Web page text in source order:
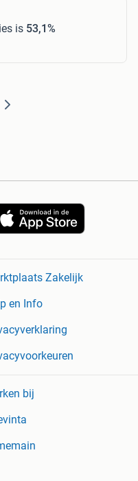
is 53,1%
Zakelijk
en Info
bij